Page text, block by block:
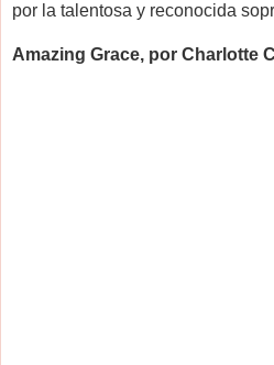
por la talentosa y reconocida
Amazing Grace, por Charlotte